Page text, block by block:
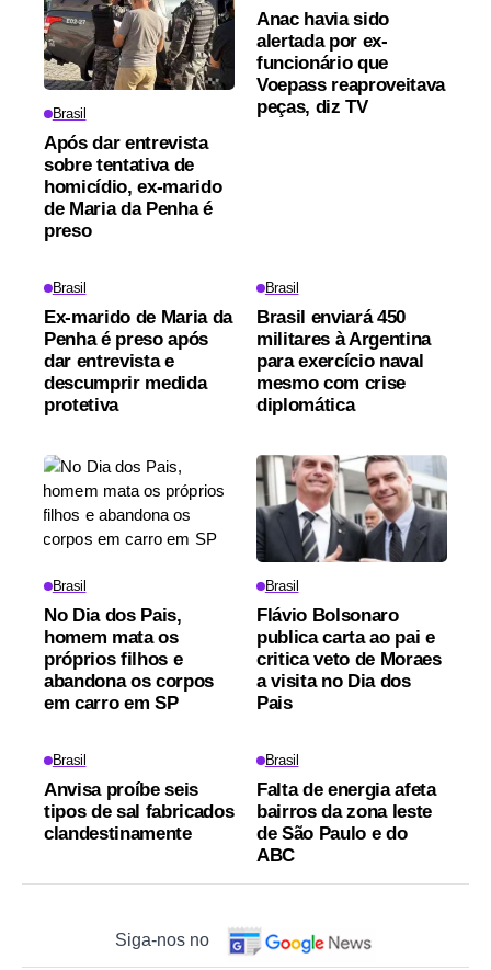
Brasil
Após dar entrevista
sobre tentativa de
homicídio, ex-marido
de Maria da Penha é
preso
Anac havia sido
alertada por ex-
funcionário que
Voepass reaproveitava
peças, diz TV
Brasil
Ex-marido de Maria da
Penha é preso após
dar entrevista e
descumprir medida
protetiva
Brasil
Brasil enviará 450
militares à Argentina
para exercício naval
mesmo com crise
diplomática
Brasil
No Dia dos Pais,
homem mata os
próprios filhos e
abandona os corpos
em carro em SP
Brasil
Flávio Bolsonaro
publica carta ao pai e
critica veto de Moraes
a visita no Dia dos
Pais
Brasil
Anvisa proíbe seis
tipos de sal fabricados
clandestinamente
Brasil
Falta de energia afeta
bairros da zona leste
de São Paulo e do
ABC
Siga-nos no